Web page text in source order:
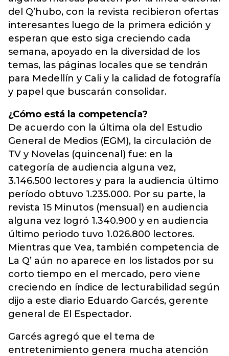
del Q’hubo, con la revista recibieron ofertas
interesantes luego de la primera edición y
esperan que esto siga creciendo cada
semana, apoyado en la diversidad de los
temas, las páginas locales que se tendrán
para Medellín y Cali y la calidad de fotografía
y papel que buscarán consolidar.
¿Cómo está la competencia?
De acuerdo con la última ola del Estudio
General de Medios (EGM), la circulación de
TV y Novelas (quincenal) fue: en la
categoría de audiencia alguna vez,
3.146.500 lectores y para la audiencia último
período obtuvo 1.235.000. Por su parte, la
revista 15 Minutos (mensual) en audiencia
alguna vez logró 1.340.900 y en audiencia
último periodo tuvo 1.026.800 lectores.
Mientras que Vea, también competencia de
La Q’ aún no aparece en los listados por su
corto tiempo en el mercado, pero viene
creciendo en índice de lecturabilidad según
dijo a este diario Eduardo Garcés, gerente
general de El Espectador.
Garcés agregó que el tema de
entretenimiento genera mucha atención